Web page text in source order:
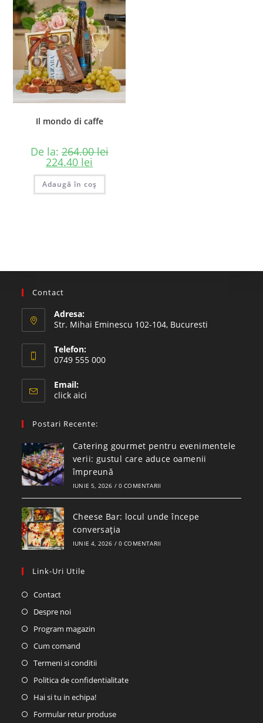
Il mondo di caffe
De la:264.00lei
224.40 lei
Adaugă în coș
Contact
Adresa:
Str. Mihai Eminescu 102-104, Bucuresti
Telefon:
0749 555 000
Email:
click aici
Postari Recente:
Catering gourmet pentru evenimentele
verii: gustul care aduce oamenii
împreună
IUNIE 5, 2026 / 0 COMENTARII
Cheese Bar: locul unde începe
conversația
IUNIE 4, 2026 / 0 COMENTARII
Link-Uri Utile
Contact
Despre noi
Program magazin
Cum comand
Termeni si conditii
Politica de confidentialitate
Hai si tu in echipa!
Formular retur produse